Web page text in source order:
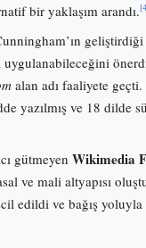
bir yaklaşım arandı.
uygulanabileceğini
alan adı faaliyete
yazılmış ve 18 dilde
gütmeyen Wikimedia
ve mali altyapısı
edildi ve bağış